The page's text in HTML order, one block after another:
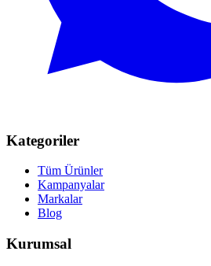
Kategoriler
Tüm Ürünler
Kampanyalar
Markalar
Blog
Kurumsal